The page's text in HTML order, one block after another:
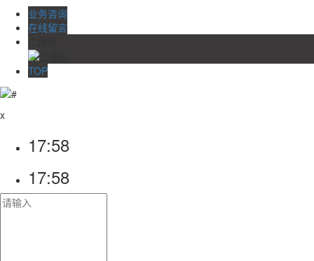
业务咨询
在线留言
TOP
x
17:58
17:58